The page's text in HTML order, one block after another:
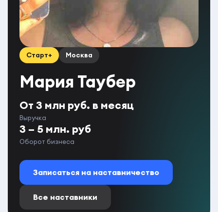
Старт+ Москва
Мария Таубер
От 3 млн руб. в месяц
Выручка
3 – 5 млн. руб
Оборот бизнеса
Записаться на наставничество
Все наставники